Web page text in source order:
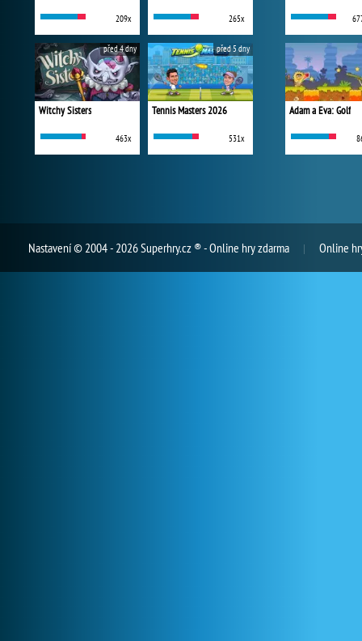
209x 265x
Witchy Sisters
463x
před 4 dny
Tennis Masters 2026
531x
před 5 dny
Adam a Eva: Golf
Nastavení© 2004 - 2026 Superhry.cz ® - Online hry zdarma Online